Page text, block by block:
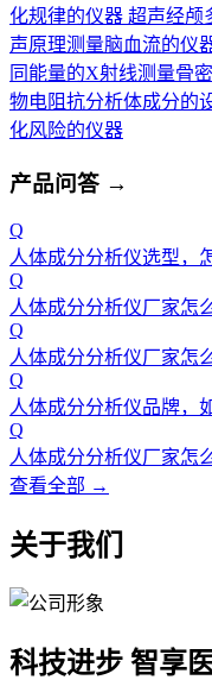
化规律的仪器 超声经颅
声原理测量脑血流的仪
同能量的X射线测量骨
物电阻抗分析体成分的
化风险的仪器
产品问答 →
Q
人体成分分析仪选型，
Q
人体成分分析仪厂家怎
Q
人体成分分析仪厂家怎
Q
人体成分分析仪品牌，
Q
人体成分分析仪厂家怎
查看全部 →
关于我们
科技进步 智享